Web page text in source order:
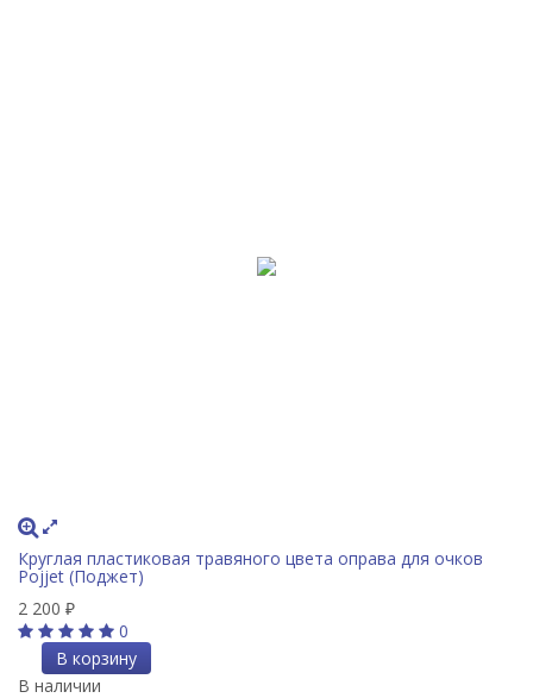
Круглая пластиковая травяного цвета оправа для очков
Pojjet (Поджет)
2 200 ₽
0
В корзину
В наличии